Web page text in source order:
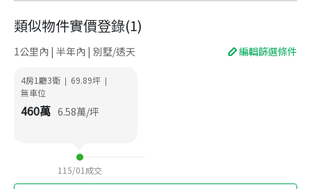
類似物件實價登錄(1)
1公里內 | 半年內 | 別墅/透天 編輯篩選條件
4房1廳3衛 | 69.89坪 |
無車位
460萬 6.58萬/坪
115/01 成交